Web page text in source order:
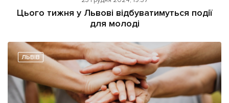
Цього тижня у Львові відбуватимуться події
для молоді
ЛЬВІВ